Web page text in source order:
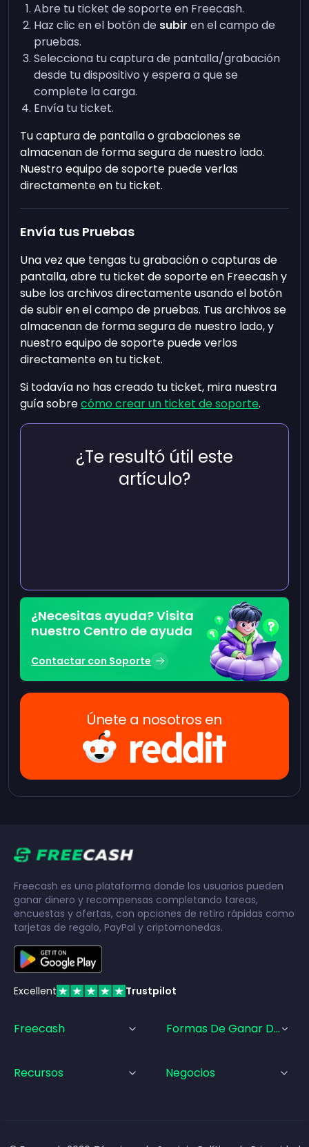
Abre tu ticket de soporte en Freecash.
Haz clic en el botón de subir en el campo de
pruebas.
Selecciona tu captura de pantalla/grabación
desde tu dispositivo y espera a que se
complete la carga.
Envía tu ticket.
Tu captura de pantalla o grabaciones se
almacenan de forma segura de nuestro lado.
Nuestro equipo de soporte puede verlas
directamente en tu ticket.
Envía tus Pruebas
Una vez que tengas tu grabación o capturas de
pantalla, abre tu ticket de soporte en Freecash y
sube los archivos directamente usando el botón
de subir en el campo de pruebas. Tus archivos se
almacenan de forma segura de nuestro lado, y
nuestro equipo de soporte puede verlos
directamente en tu ticket.
Si todavía no has creado tu ticket, mira nuestra
guía sobrecómo crear un ticket de soporte.
¿Te resultó útil este
artículo?
¿Necesitas ayuda? Visita
nuestro Centro de ayuda
Contactar con Soporte
Únete a nosotros en
Freecash es una plataforma donde los usuarios pueden
ganar dinero y recompensas completando tareas,
encuestas y ofertas, con opciones de retiro rápidas como
tarjetas de regalo, PayPal y criptomonedas.
Excellent Trustpilot
Freecash Formas De Ganar Dinero
Recursos Negocios